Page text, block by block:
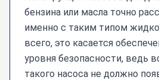
бензина или масла точно
именно с таким типом
всего, это касается
уровня безопасности, ведь
такого насоса не должно